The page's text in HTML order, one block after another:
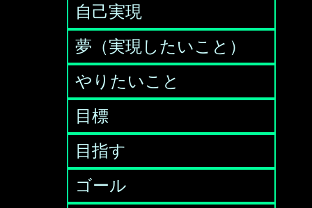
自己実現
夢（実現したいこと）
やりたいこと
目標
目指す
ゴール